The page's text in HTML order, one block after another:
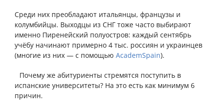
Среди них преобладают итальянцы, французы и
колумбийцы. Выходцы из СНГ тоже часто выбирают
именно Пиренейский полуостров: каждый сентябрь
учёбу начинают примерно 4 тыс. россиян и украинцев
(многие из них — с помощью AcademSpain).
Почему же абитуриенты стремятся поступить в
испанские университеты? На это есть как минимум 6
причин.